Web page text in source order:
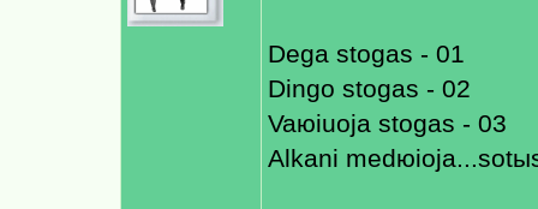
Dega stogas - 01
Dingo stogas - 02
Vaюiuoja stogas - 03
Alkani